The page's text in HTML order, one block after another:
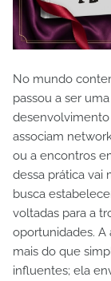
No mundo
passou a ser
associam
ou a encontros
dessa prática vai
busca
voltadas para a
oportunidades. A
mais do que
influentes; ela